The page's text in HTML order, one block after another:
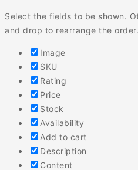
Select the fields to be shown.
and drop to rearrange the order.
Image
SKU
Rating
Price
Stock
Availability
Add to cart
Description
Content